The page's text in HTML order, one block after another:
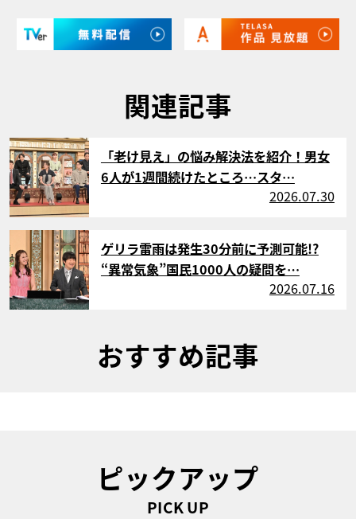
関連記事
サムネイル
「老け見え」の悩み解決法を紹介！男女
6人が1週間続けたところ…スタ…
2026.07.30
サムネイル
ゲリラ雷雨は発生30分前に予測可能!?
“異常気象”国民1000人の疑問を…
2026.07.16
おすすめ記事
ピックアップ
PICK UP